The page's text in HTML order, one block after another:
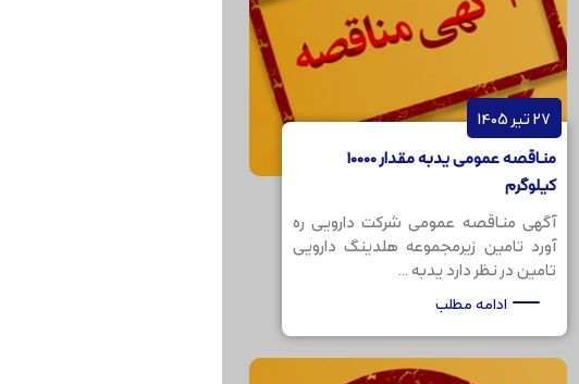
27 تیر 1405
مناقصه عمومی یدبه مقدار 10000
کیلوگرم
آگهی مناقصه عمومی شرکت دارویی ره
آورد تامین زیرمجموعه هلدینگ دارویی
تامین در نظر دارد یدبه ...
ادامه مطلب